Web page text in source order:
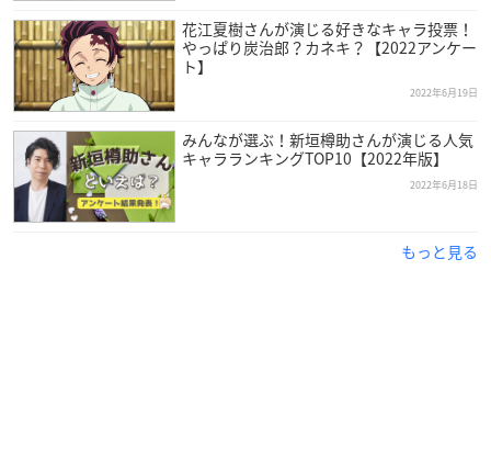
花江夏樹さんが演じる好きなキャラ投票！
やっぱり炭治郎？カネキ？【2022アンケー
ト】
2022年6月19日
みんなが選ぶ！新垣樽助さんが演じる人気
キャラランキングTOP10【2022年版】
2022年6月18日
もっと見る